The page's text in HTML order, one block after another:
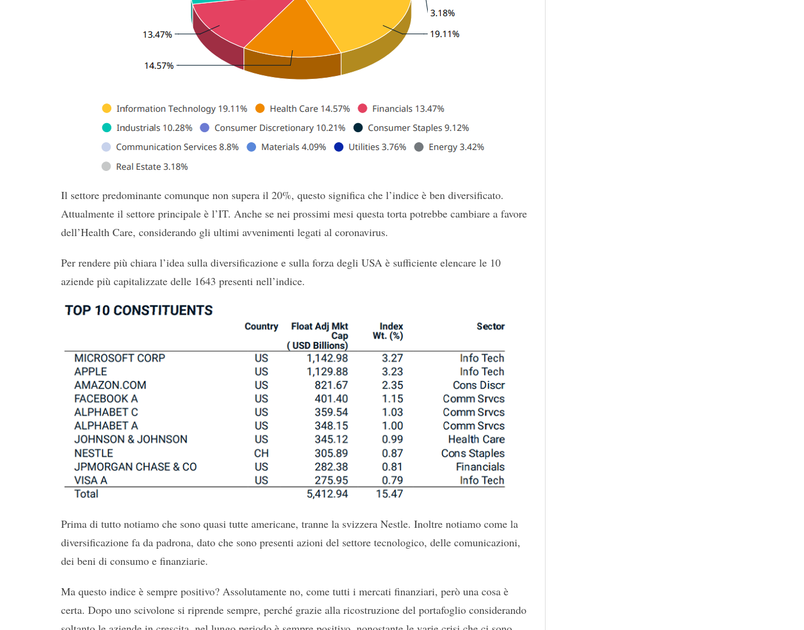
Il settore predominante comunque non supera il 20%, questo significa che l’indice è ben diversificato.
Attualmente il settore principale è l’IT. Anche se nei prossimi mesi questa torta potrebbe cambiare a favore
dell’Health Care, considerando gli ultimi avvenimenti legati al coronavirus.
Per rendere più chiara l’idea sulla diversificazione e sulla forza degli USA è sufficiente elencare le 10
aziende più capitalizzate delle 1643 presenti nell’indice.
Prima di tutto notiamo che sono quasi tutte americane, tranne la svizzera Nestle. Inoltre notiamo come la
diversificazione fa da padrona, dato che sono presenti azioni del settore tecnologico, delle comunicazioni,
dei beni di consumo e finanziarie.
Ma questo indice è sempre positivo? Assolutamente no, come tutti i mercati finanziari, però una cosa è
certa. Dopo uno scivolone si riprende sempre, perché grazie alla ricostruzione del portafoglio considerando